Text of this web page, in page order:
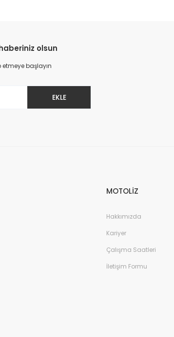
olsun
başlayın
EKLE
MOTOLİZ
Hakkımızda
Kariyer
Çalışma Saatleri
İletişim Formu